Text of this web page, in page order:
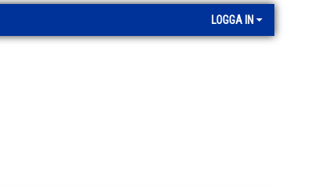
LOGGA IN